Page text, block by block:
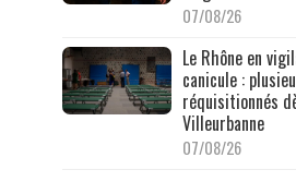
07/08/26
Le Rhône en
canicule :
réquisitionnés
Villeurbanne
07/08/26